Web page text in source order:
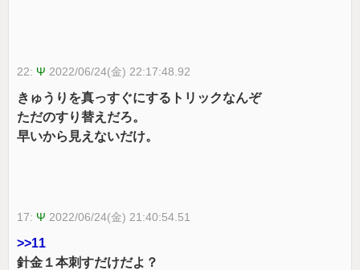
22: Ψ 2022/06/24(金) 22:17:48.92
きゅうりを真っすぐにするトリックなんぞ
ただのすり替えだろ。
早いから見えないだけ。
17: Ψ 2022/06/24(金) 21:40:54.51
>>11
針金１本刺すだけだよ？